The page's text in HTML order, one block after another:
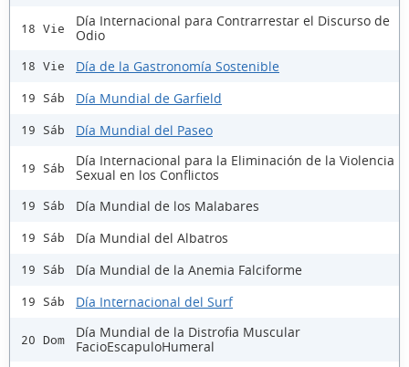
18 Vie
Día Internacional para Contrarrestar el Discurso de
Odio
18 Vie Día de la Gastronomía Sostenible
19 Sáb Día Mundial de Garfield
19 Sáb Día Mundial del Paseo
19 Sáb
Día Internacional para la Eliminación de la Violencia
Sexual en los Conflictos
19 Sáb Día Mundial de los Malabares
19 Sáb Día Mundial del Albatros
19 Sáb Día Mundial de la Anemia Falciforme
19 Sáb Día Internacional del Surf
20 Dom
Día Mundial de la Distrofia Muscular
FacioEscapuloHumeral